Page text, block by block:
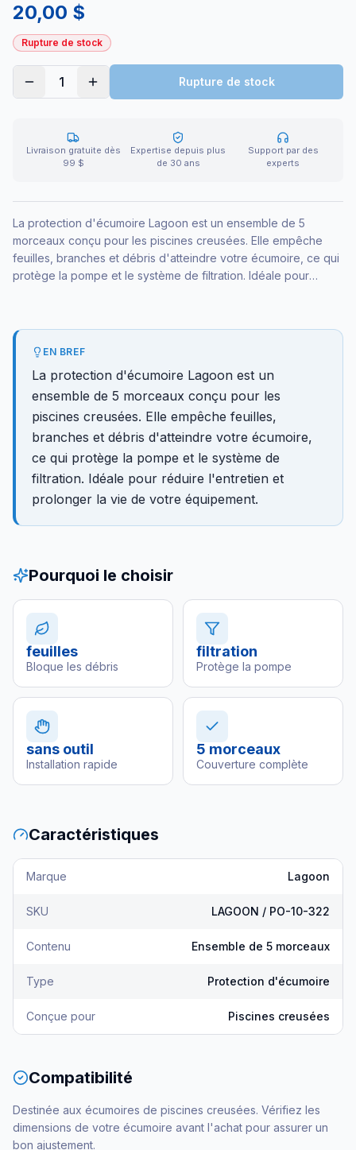
20,00 $
Rupture de stock
1 Rupture de stock
Livraison gratuite dès
99 $
Expertise depuis plus
de 30 ans
Support par des
experts
La protection d'écumoire Lagoon est un ensemble de 5
morceaux conçu pour les piscines creusées. Elle empêche
feuilles, branches et débris d'atteindre votre écumoire, ce qui
protège la pompe et le système de filtration. Idéale pour
EN BREF
La protection d'écumoire Lagoon est un
ensemble de 5 morceaux conçu pour les
piscines creusées. Elle empêche feuilles,
branches et débris d'atteindre votre écumoire,
ce qui protège la pompe et le système de
filtration. Idéale pour réduire l'entretien et
prolonger la vie de votre équipement.
Pourquoi le choisir
feuilles
Bloque les débris
filtration
Protège la pompe
sans outil
Installation rapide
5 morceaux
Couverture complète
Caractéristiques
Marque Lagoon
SKU LAGOON / PO-10-322
Contenu Ensemble de 5 morceaux
Type Protection d'écumoire
Conçue pour Piscines creusées
Compatibilité
Destinée aux écumoires de piscines creusées. Vérifiez les
dimensions de votre écumoire avant l'achat pour assurer un
bon ajustement.